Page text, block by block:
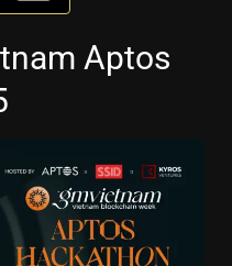
Aptos